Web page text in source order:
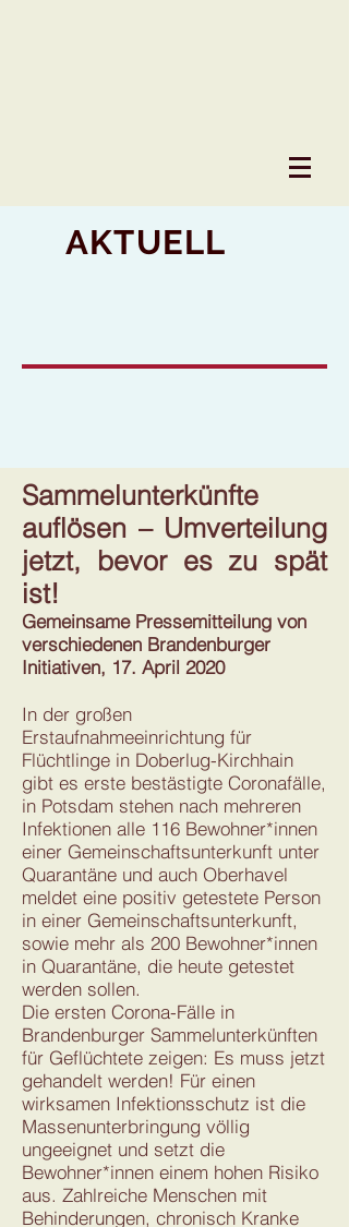
AKTUELL
Sammelunterkünfte
auflösen – Umverteilung
jetzt, bevor es zu spät
ist!
Gemeinsame Pressemitteilung von
verschiedenen Brandenburger
Initiativen, 17. April 2020
In der großen
Erstaufnahmeeinrichtung für
Flüchtlinge in Doberlug-Kirchhain
gibt es erste bestästigte Coronafälle,
in Potsdam stehen nach mehreren
Infektionen alle 116 Bewohner*innen
einer Gemeinschaftsunterkunft unter
Quarantäne und auch Oberhavel
meldet eine positiv getestete Person
in einer Gemeinschaftsunterkunft,
sowie mehr als 200 Bewohner*innen
in Quarantäne, die heute getestet
werden sollen.
Die ersten Corona-Fälle in
Brandenburger Sammelunterkünften
für Geflüchtete zeigen: Es muss jetzt
gehandelt werden! Für einen
wirksamen Infektionsschutz ist die
Massenunterbringung völlig
ungeeignet und setzt die
Bewohner*innen einem hohen Risiko
aus. Zahlreiche Menschen mit
Behinderungen, chronisch Kranke